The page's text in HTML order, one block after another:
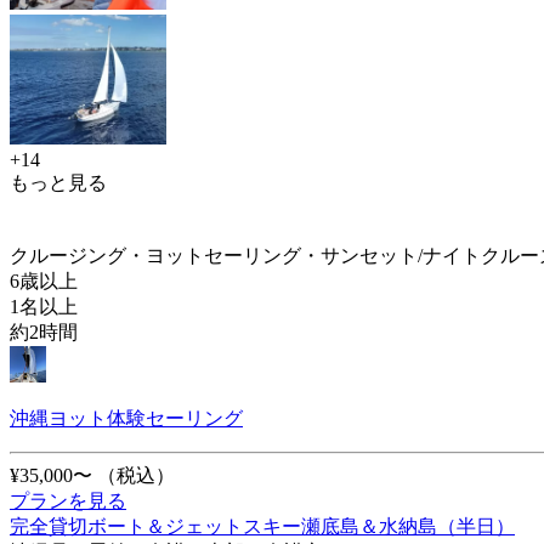
+14
もっと見る
クルージング・ヨットセーリング・サンセット/ナイトクルー
6歳以上
1名以上
約2時間
沖縄ヨット体験セーリング
¥35,000〜
（税込）
プランを見る
完全貸切ボート＆ジェットスキー瀬底島＆水納島（半日）